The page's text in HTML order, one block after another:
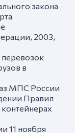
закона
2003,
в
МПС России
Правил
11 ноября